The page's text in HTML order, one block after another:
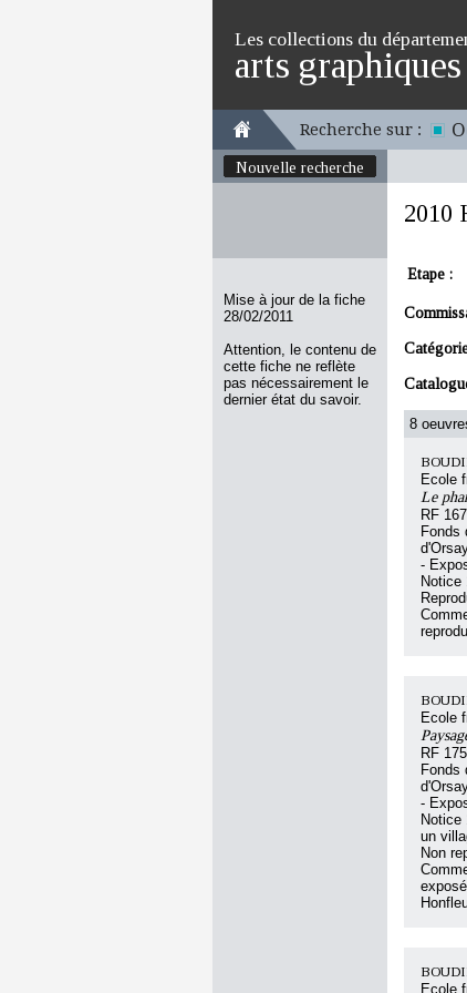
Les collections du
arts graphiques
Recherche sur :
Nouvelle recherche
Mise à jour de la fiche
28/02/2011
Attention, le contenu de
cette fiche ne reflète
pas nécessairement le
dernier état du savoir.
2010
Etape :
8
Ecole
Le
RF
Fonds
-
Notice
Ecole
RF
Fonds
-
Notice
un
Non
Ecole